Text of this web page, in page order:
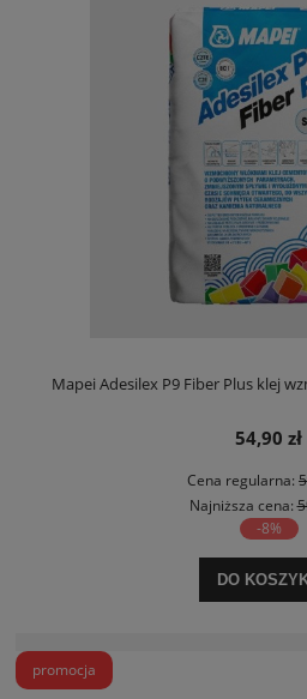
Mapei Adesilex P9 Fiber Plus klej
54,90 zł
Cena regularna:
Najniższa cena:
-8%
DO
promocja